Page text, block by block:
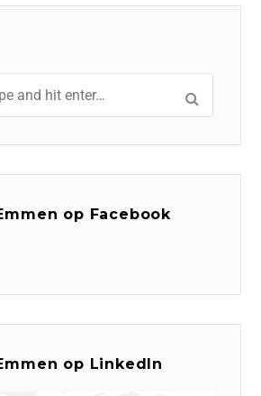
op Facebook
op LinkedIn